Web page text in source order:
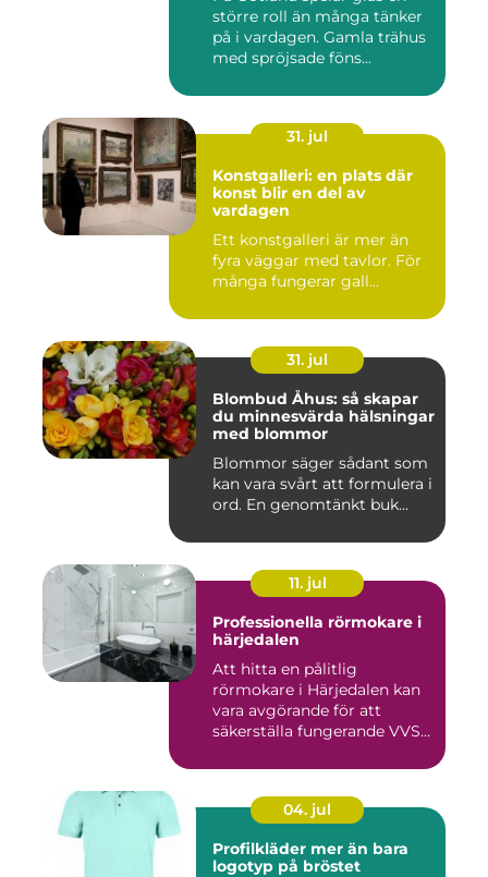
större roll än många tänker
på i vardagen. Gamla trähus
med spröjsade föns...
31. jul
Konstgalleri: en plats där
konst blir en del av
vardagen
Ett konstgalleri är mer än
fyra väggar med tavlor. För
många fungerar gall...
31. jul
Blombud Åhus: så skapar
du minnesvärda hälsningar
med blommor
Blommor säger sådant som
kan vara svårt att formulera i
ord. En genomtänkt buk...
11. jul
Professionella rörmokare i
härjedalen
Att hitta en pålitlig
rörmokare i Härjedalen kan
vara avgörande för att
säkerställa fungerande VVS-
04. jul
Profilkläder mer än bara
logotyp på bröstet